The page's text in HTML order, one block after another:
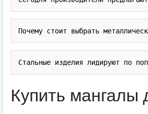
Купить мангалы